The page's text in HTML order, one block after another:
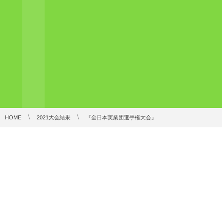
HOME 2021大会結果 『全日本実業団選手権大会』